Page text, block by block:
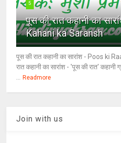
5
पूस की रात कहानी का
Kahani ka Saransh
पूस की रात कहानी का सारांश - Poos ki
रात कहानी का सारांश - 'पूस की रात' कहानी
... Readmore
Join with us